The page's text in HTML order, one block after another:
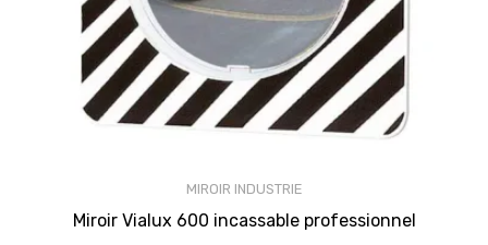
MIROIR INDUSTRIE
Miroir Vialux 600 incassable professionnel